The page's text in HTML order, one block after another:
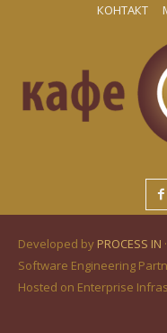
КОНТАКТ
Developed by PROCESS IN
Software Engineering
Hosted on Enterprise